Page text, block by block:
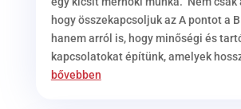
hogy összekapcsoljuk az A pontot a
hanem arról is, hogy minőségi és
kapcsolatokat építünk, amelyek
bővebben